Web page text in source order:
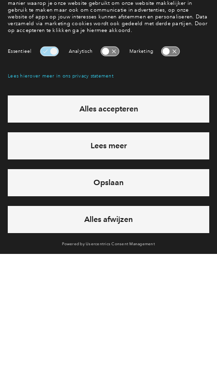
Victoria Two Hoek appartement
#239
€ 630.844 v.o.n.
Victoria Two Hoek
#257
€ 635.844
Interesse? Meld je dan snel aan
Hiermee blijf je op de hoogte van het belangrijkste nieuws en
Ja, ik wil mij aanmelden
Heb je een vraag en wil je direct antwoord? Bel ons op
712 29 88
6 dagen per week beschikbaar (behalve tijdens
feestdagen)